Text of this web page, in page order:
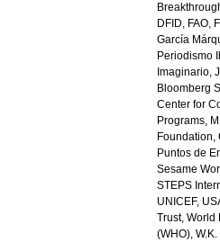
DFID, FAO,
García
Periodismo
Imaginario,
Bloomberg
Center for
Programs,
Foundation,
Puntos de
Sesame
STEPS
UNICEF,
Trust, World
(WHO),